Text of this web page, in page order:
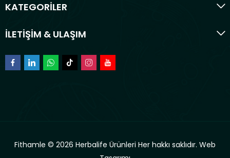
KATEGORİLER
İLETİŞİM & ULAŞIM
Fithamle © 2026 Herbalife Ürünleri Her hakkı saklıdır. Web